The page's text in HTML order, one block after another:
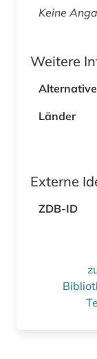
Keine
Weitere
Länder
Externe
ZDB-ID